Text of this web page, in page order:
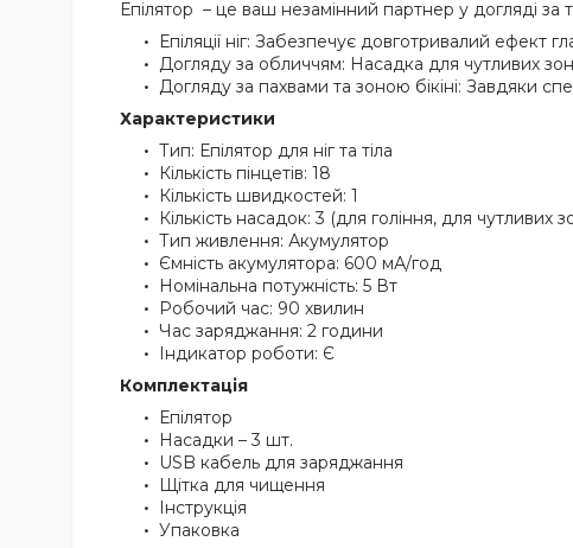
Епілятор – це ваш незамінний партнер у догляді за
Епіляції ніг: Забезпечує довготривалий
Догляду за обличчям: Насадка для чутливих
Догляду за пахвами та зоною бікіні: Завдяки
Характеристики
Тип: Епілятор для ніг та тіла
Кількість пінцетів: 18
Кількість швидкостей: 1
Кількість насадок: 3 (для гоління, для чутливих
Тип живлення: Акумулятор
Ємність акумулятора: 600 мА/год
Номінальна потужність: 5 Вт
Робочий час: 90 хвилин
Час заряджання: 2 години
Індикатор роботи: Є
Комплектація
Епілятор
Насадки – 3 шт.
USB кабель для заряджання
Щітка для чищення
Інструкція
Упаковка